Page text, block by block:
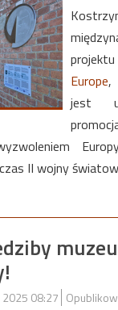
projektu
Europe,
jest
II wojny
08:27